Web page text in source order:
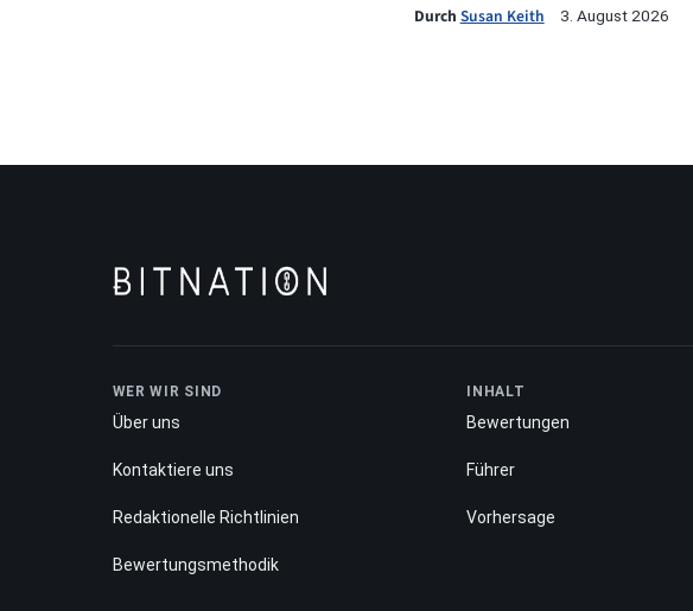
Durch Susan Keith 3. August 2026
WER WIR SIND
Über uns
Kontaktiere uns
Redaktionelle Richtlinien
Bewertungsmethodik
INHALT
Bewertungen
Führer
Vorhersage